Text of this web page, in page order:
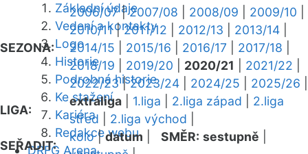
Základní údaje
Vedení a kontakty
Logo
Historie
Podrobná historie
Ke stažení
Kariéra
Redakce webu
DRFG Arena
SEZONA:
2006/07|2007/08 2008/09 2009/10
2010/11|2011/12 2012/13 2013/14
2014/15
2015/16 2016/17 2017/18
2018/19
2019/20 2020/21 2021/22
2022/23|2023/24 2024/25 2025/26
LIGA:
extraliga 1.liga 2.liga západ
2.liga
střed
2.liga východ
SEŘADIT:
kolo|datum SMĚR: sestupně